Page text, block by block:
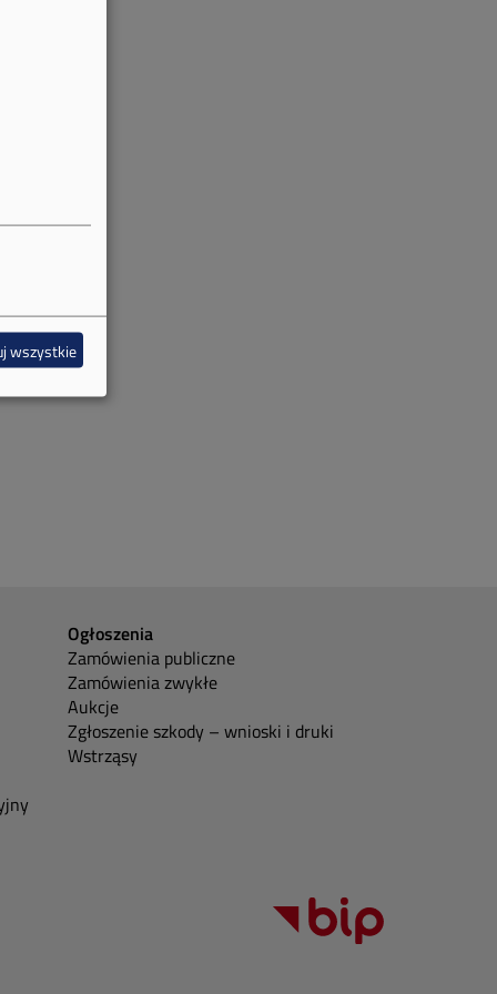
Ogłoszenia
Zamówienia publiczne
Zamówienia zwykłe
Aukcje
Zgłoszenie szkody – wnioski i druki
Wstrząsy
wszystkie